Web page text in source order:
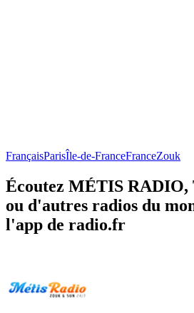
FrançaisParisÎle-de-FranceFranceZouk
Écoutez MÉTIS RADIO,
ou d'autres radios du
l'app de radio.fr